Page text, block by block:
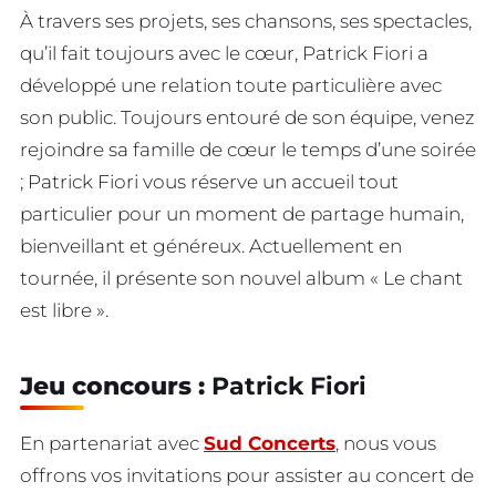
À travers ses projets, ses chansons, ses spectacles,
qu’il fait toujours avec le cœur, Patrick Fiori a
développé une relation toute particulière avec
son public. Toujours entouré de son équipe, venez
rejoindre sa famille de cœur le temps d’une soirée
; Patrick Fiori vous réserve un accueil tout
particulier pour un moment de partage humain,
bienveillant et généreux. Actuellement en
tournée, il présente son nouvel album « Le chant
est libre ».
Jeu concours : Patrick Fiori
En partenariat avec Sud Concerts, nous vous
offrons vos invitations pour assister au concert de